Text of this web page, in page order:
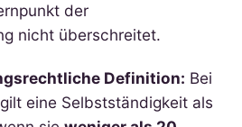
der
nicht überschreitet.
Definition: Bei
eine Selbstständigkeit als